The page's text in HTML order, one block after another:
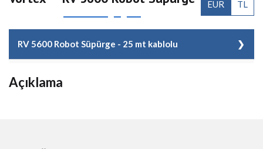
EUR TL
RV 5600 Robot Süpürge - 25 mt kablolu
Açıklama